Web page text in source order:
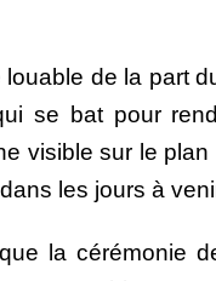
louable de la part
se bat pour
visible sur le plan
les jours à
la cérémonie